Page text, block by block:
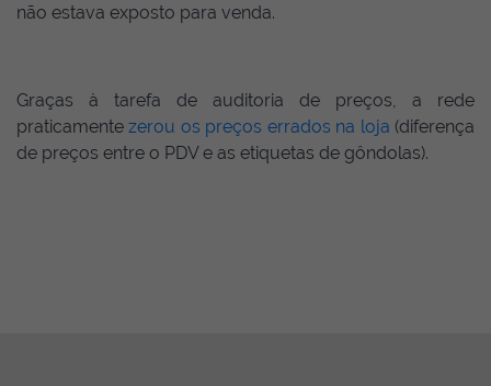
não estava exposto para venda.
Graças à tarefa de auditoria de preços, a rede
praticamentezerou os preços errados na loja (diferença
de preços entre o PDV e as etiquetas de gôndolas).